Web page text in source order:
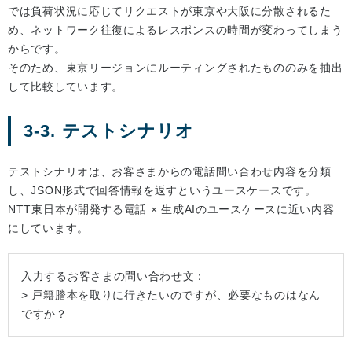
では負荷状況に応じてリクエストが東京や大阪に分散されるた
め、ネットワーク往復によるレスポンスの時間が変わってしまう
からです。
そのため、東京リージョンにルーティングされたもののみを抽出
して比較しています。
3-3. テストシナリオ
テストシナリオは、お客さまからの電話問い合わせ内容を分類
し、JSON形式で回答情報を返すというユースケースです。
NTT東日本が開発する電話 × 生成AIのユースケースに近い内容
にしています。
入力するお客さまの問い合わせ文：
> 戸籍謄本を取りに行きたいのですが、必要なものはなん
ですか？